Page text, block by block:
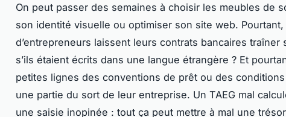
On peut passer des semaines à choisir les meubles de
son identité visuelle ou optimiser son site web. Pourtant,
d’entrepreneurs laissent leurs contrats bancaires traîner
s’ils étaient écrits dans une langue étrangère ? Et
petites lignes des conventions de prêt ou des
une partie du sort de leur entreprise. Un TAEG mal
une saisie inopinée : tout ça peut mettre à mal une